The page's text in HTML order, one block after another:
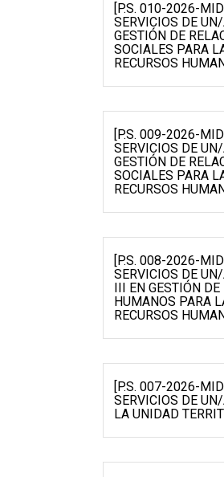
[P.S. 010-2026-
SERVICIOS DE
GESTIÓN DE
SOCIALES PARA
RECURSOS
[P.S. 009-2026-
SERVICIOS DE
GESTIÓN DE
SOCIALES PARA
RECURSOS
[P.S. 008-2026-
SERVICIOS DE
III EN GESTIÓN DE
HUMANOS PARA
RECURSOS
[P.S. 007-2026-
SERVICIOS DE
LA UNIDAD